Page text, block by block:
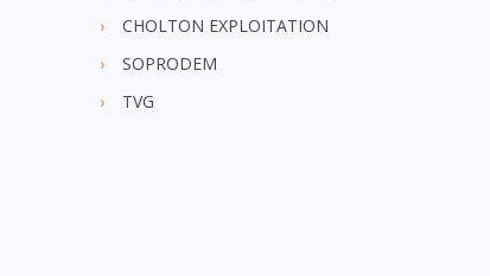
CHOLTON EXPLOITATION
SOPRODEM
TVG